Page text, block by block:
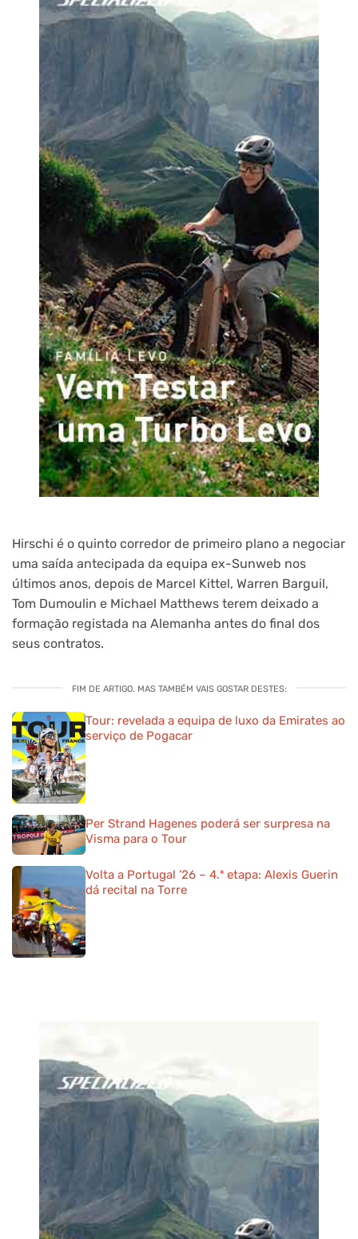
Hirschi é o quinto corredor de primeiro plano a negociar
uma saída antecipada da equipa ex-Sunweb nos
últimos anos, depois de Marcel Kittel, Warren Barguil,
Tom Dumoulin e Michael Matthews terem deixado a
formação registada na Alemanha antes do final dos
seus contratos.
FIM DE ARTIGO. MAS TAMBÉM VAIS GOSTAR DESTES:
Tour: revelada a equipa de luxo da Emirates ao
serviço de Pogacar
Per Strand Hagenes poderá ser surpresa na
Visma para o Tour
Volta a Portugal ’26 – 4.ª etapa: Alexis Guerin
dá recital na Torre